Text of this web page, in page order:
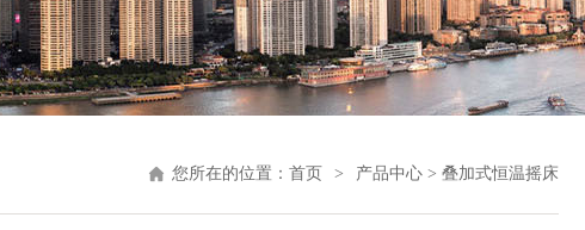
您所在的位置： 首页 > 产品中心 > 叠加式恒温摇床